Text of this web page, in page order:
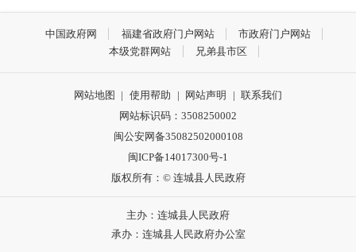
中国政府网 福建省政府门户网站
市政府门户网站
本级党群网站
兄弟县市区
网站地图 | 使用帮助 | 网站声明 | 联系我们
网站标识码：3508250002
闽公安网备35082502000108
闽ICP备14017300号-1
版权所有：© 连城县人民政府
主办：连城县人民政府
承办：连城县人民政府办公室